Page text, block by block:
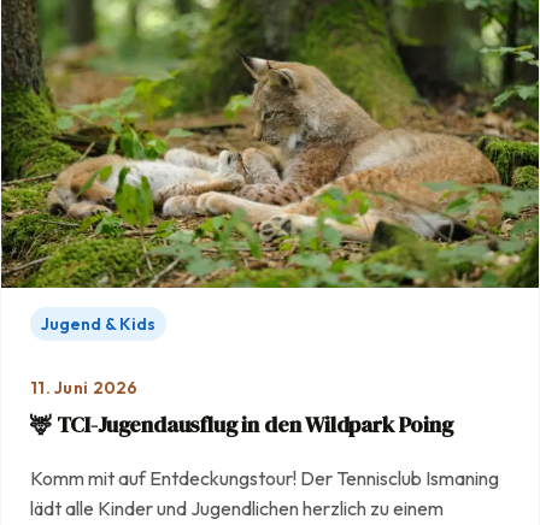
Jugend & Kids
11. Juni 2026
🦌 TCI-Jugendausflug in den Wildpark Poing
Komm mit auf Entdeckungstour! Der Tennisclub Ismaning
lädt alle Kinder und Jugendlichen herzlich zu einem